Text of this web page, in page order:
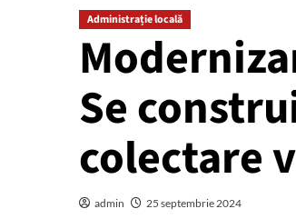
Administrație locală
Se
colectare
admin 25 septembrie 2024